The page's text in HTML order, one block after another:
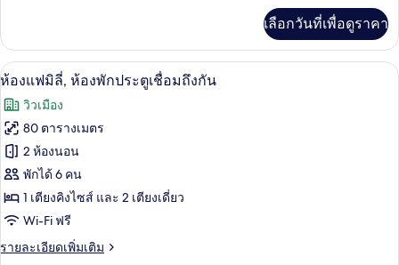
วิว
สระ
ว่าย
น้ำ
เกี่ยว
กับ
ห้อง
ลัก
ซ์,
วิว
สระ
ว่าย
น้ำ
เลือกวันที่เพื่อดูราคา
เปิด
ภาพถ่าย
ทั้งหมด
ของ
ห้อง
แฟ
มิ
ลี่,
ห้องแฟมิลี่, ห้องพักประตูเชื่อมถึงกัน |
9
ห้องแฟมิลี่, ห้องพักประตูเชื่อมถึงกัน
วิวเมือง
80 ตารางเมตร
2 ห้องนอน
พักได้ 6 คน
1 เตียงคิงไซส์ และ 2 เตียงเดี่ยว
Wi-Fi ฟรี
รายละเอียดเพิ่มเติม
ราย